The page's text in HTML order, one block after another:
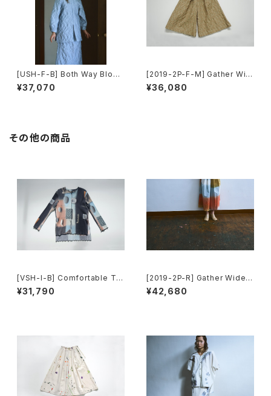
[USH-F-B] Both Way Blous
e
¥37,070
[2019-2P-F-M] Gather Wid
e Pants
¥36,080
その他の商品
[VSH-I-B] Comfortable To
ps(Long Sleeve)
¥31,790
[2019-2P-R] Gather Wide P
ants
¥42,680